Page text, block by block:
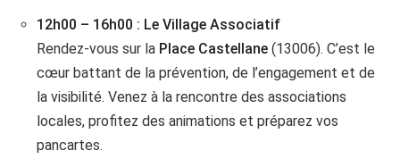
12h00 – 16h00 : Le Village Associatif
Rendez-vous sur la Place Castellane(13006). C’est le
cœur battant de la prévention, de l’engagement et de
la visibilité. Venez à la rencontre des associations
locales, profitez des animations et préparez vos
pancartes.